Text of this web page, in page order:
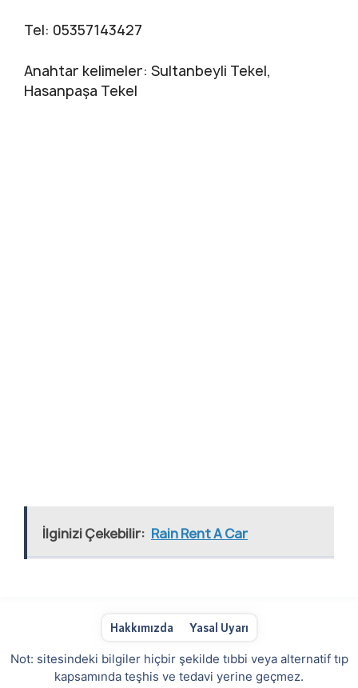
Tel: 05357143427
Anahtar kelimeler: Sultanbeyli Tekel,
Hasanpaşa Tekel
İlginizi Çekebilir: Rain Rent A Car
Hakkımızda Yasal Uyarı
Not: sitesindeki bilgiler hiçbir şekilde tıbbi veya alternatif tıp
kapsamında teşhis ve tedavi yerine geçmez.